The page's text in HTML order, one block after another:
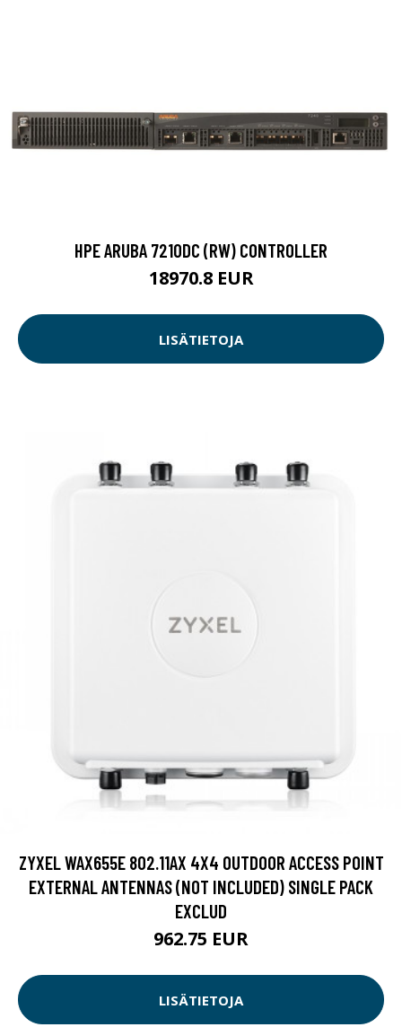
HPE ARUBA 7210DC (RW) CONTROLLER
18970.8 EUR
LISÄTIETOJA
ZYXEL WAX655E 802.11AX 4X4 OUTDOOR ACCESS POINT
EXTERNAL ANTENNAS (NOT INCLUDED) SINGLE PACK
EXCLUD
962.75 EUR
LISÄTIETOJA